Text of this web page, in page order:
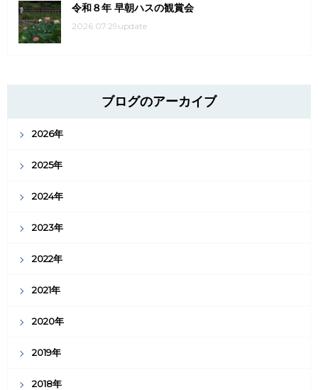
令和８年 早朝ハスの観賞会
2026.07.29update
ブログのアーカイブ
2026年
2025年
2024年
2023年
2022年
2021年
2020年
2019年
2018年